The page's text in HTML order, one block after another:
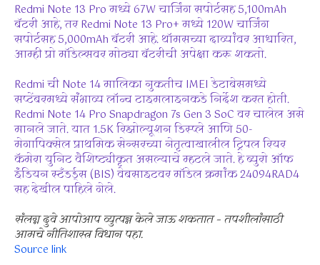
Redmi Note 13 Pro मध्ये 67W चार्जिंग सपोर्टसह 5,100mAh
बॅटरी आहे, तर Redmi Note 13 Pro+ मध्ये 120W चार्जिंग
सपोर्टसह 5,000mAh बॅटरी आहे. थॉमसच्या दाव्यांवर आधारित,
आम्ही प्रो मॉडेल्सवर मोठ्या बॅटरीची अपेक्षा करू शकतो.
Redmi ची Note 14 मालिका नुकतीच IMEI डेटाबेसमध्ये
सप्टेंबरमध्ये संभाव्य लॉन्च टाइमलाइनकडे निर्देश करत होती.
Redmi Note 14 Pro Snapdragon 7s Gen 3 SoC वर चालेल असे
मानले जाते. यात 1.5K रिझोल्यूशन डिस्प्ले आणि 50-
मेगापिक्सेल प्राथमिक सेन्सरच्या नेतृत्वाखालील ट्रिपल रियर
कॅमेरा युनिट वैशिष्ट्यीकृत असल्याचे म्हटले जाते. हे ब्युरो ऑफ
इंडियन स्टँडर्ड्स (BIS) वेबसाइटवर मॉडेल क्रमांक 24094RAD4
सह देखील पाहिले गेले.
संलग्न दुवे आपोआप व्युत्पन्न केले जाऊ शकतात – तपशीलांसाठी
आमचे नीतिशास्त्र विधान पहा.
Source link